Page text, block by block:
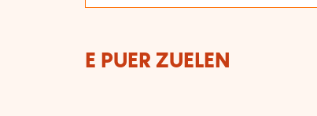
E PUER ZUELEN